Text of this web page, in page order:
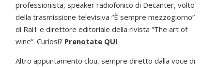
professionista, speaker radiofonico di Decanter, volto
della trasmissione televisiva “È sempre mezzogiorno”
di Rai1 e direttore editoriale della rivista “The art of
wine”. Curiosi? Prenotate QUI
Altro appuntamento clou, sempre diretto dalla voce di